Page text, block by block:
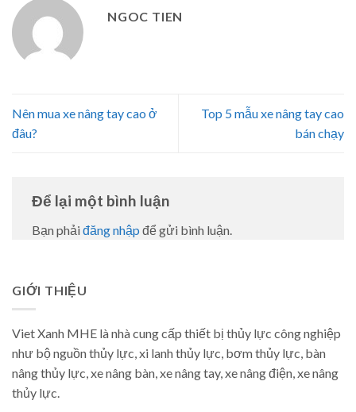
NGOC TIEN
Nên mua xe nâng tay cao ở
đâu?
Top 5 mẫu xe nâng tay cao
bán chạy
Để lại một bình luận
Bạn phải đăng nhập để gửi bình luận.
GIỚI THIỆU
Viet Xanh MHE là nhà cung cấp thiết bị thủy lực công nghiệp
như bộ nguồn thủy lực, xi lanh thủy lực, bơm thủy lực, bàn
nâng thủy lực, xe nâng bàn, xe nâng tay, xe nâng điện, xe nâng
thủy lực.